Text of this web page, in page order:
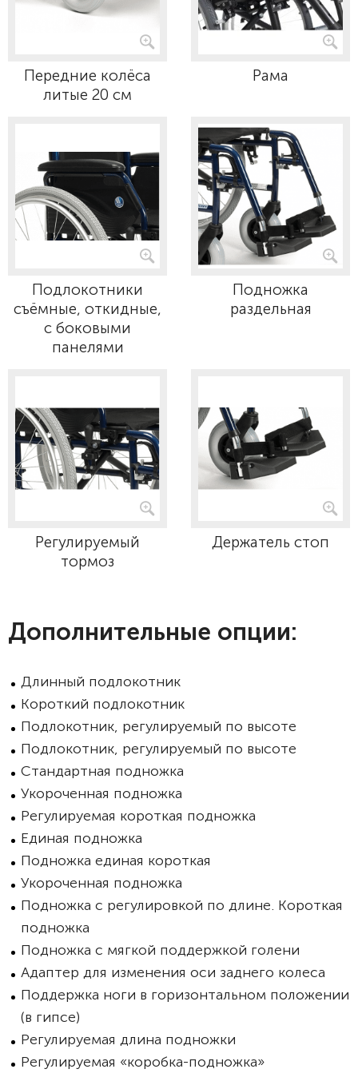
Передние колёса
литые 20 см
Рама
Подлокотники
съёмные, откидные,
с боковыми
панелями
Подножка
раздельная
Регулируемый
тормоз
Держатель стоп
Дополнительные опции:
Длинный подлокотник
Короткий подлокотник
Подлокотник, регулируемый по высоте
Подлокотник, регулируемый по высоте
Стандартная подножка
Укороченная подножка
Регулируемая короткая подножка
Единая подножка
Подножка единая короткая
Укороченная подножка
Подножка с регулировкой по длине. Короткая
подножка
Подножка с мягкой поддержкой голени
Адаптер для изменения оси заднего колеса
Поддержка ноги в горизонтальном положении
(в гипсе)
Регулируемая длина подножки
Регулируемая «коробка-подножка»